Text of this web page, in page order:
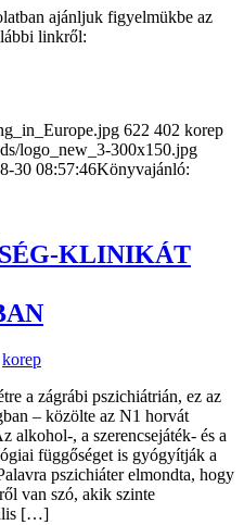
ajánljuk figyelmükbe az
linkről:
622 402 korep
logo_new_3-300x150.jpg
30 08:57:46Könyvajánló:
KLINIKÁT
korep
a zágrábi pszichiátrián, ez az
– közölte az N1 horvát
alkohol-, a szerencsejáték- és a
függőséget is gyógyítják a
pszichiáter elmondta, hogy
van szó, akik szinte
[…]